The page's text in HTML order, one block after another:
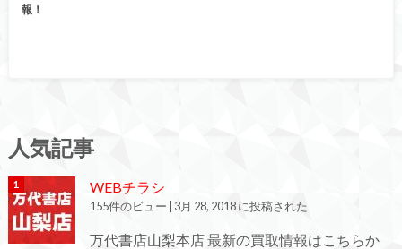
報！
人気記事
WEBチラシ
155件のビュー | 3月 28, 2018 に投稿された
万代書店山梨本店 最新の買取情報はこちらか